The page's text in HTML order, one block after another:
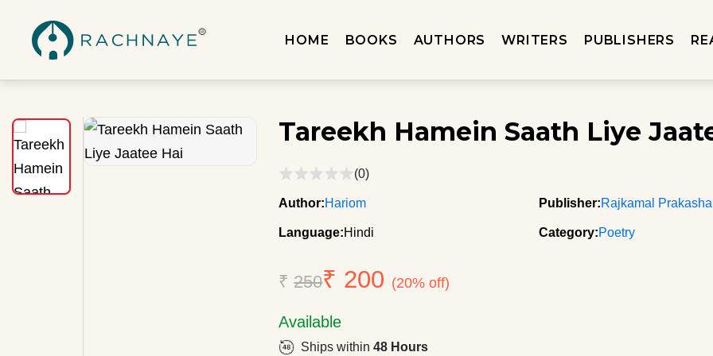
HOME BOOKS AUTHORS WRITERS PUBLISHERS
Tareekh Hamein Saath Liye
(0)
Author:Hariom Publisher:Rajkamal
Language:Hindi Category:Poetry
₹250₹ 200 (20% off)
Available
Ships within48 Hours